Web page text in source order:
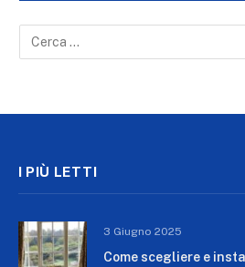
I PIÙ LETTI
3 Giugno 2025
Come scegliere e